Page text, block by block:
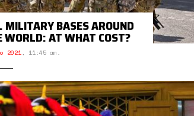
MILITARY BASES AROUND
WORLD: AT WHAT COST?
2021, 11:45 am.